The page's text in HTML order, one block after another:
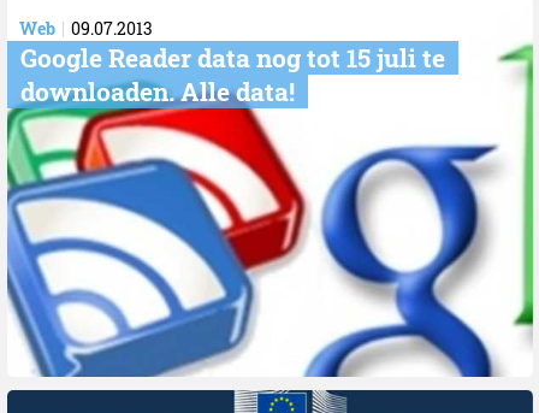
Web 09.07.2013
Google Reader data nog tot 15 juli te
downloaden. Alle data!